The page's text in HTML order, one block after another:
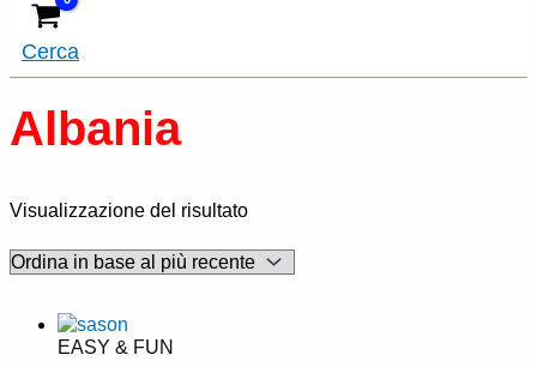
Cerca
Albania
Visualizzazione del risultato
EASY & FUN